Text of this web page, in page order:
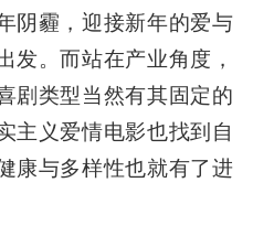
阴霾，迎接新年的爱与
发。而站在产业角度，
剧类型当然有其固定的
主义爱情电影也找到自
康与多样性也就有了进